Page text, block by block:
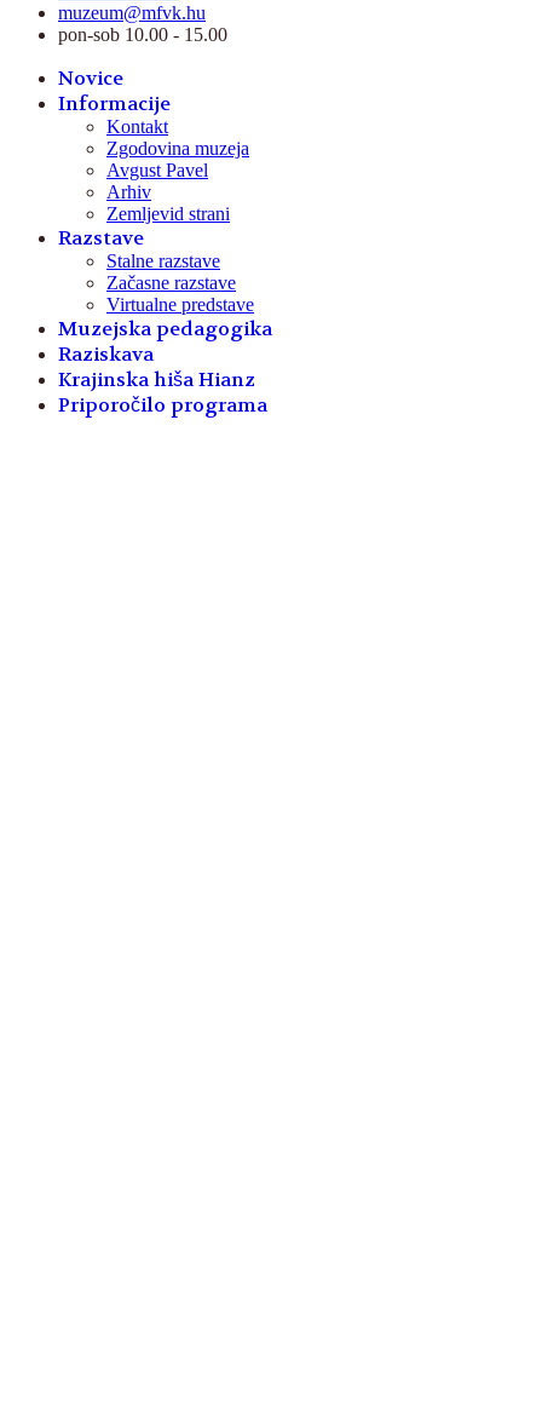
muzeum@mfvk.hu
pon-sob 10.00 - 15.00
Novice
Informacije
Kontakt
Zgodovina muzeja
Avgust Pavel
Arhiv
Zemljevid strani
Razstave
Stalne razstave
Začasne razstave
Virtualne predstave
Muzejska pedagogika
Raziskava
Krajinska hiša Hianz
Priporočilo programa